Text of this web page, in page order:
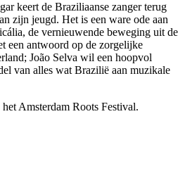
keert de Braziliaanse zanger terug
zijn jeugd. Het is een ware ode aan
de vernieuwende beweging uit de
een antwoord op de zorgelijke
João Selva wil een hoopvol
van alles wat Brazilië aan muzikale
Amsterdam Roots Festival.